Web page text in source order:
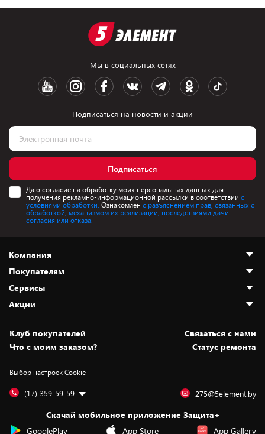
Мы в социальных сетях
Подписаться на новости и акции
Подписаться
Даю согласие на обработку моих персональных данных для
получения рекламно-информационной рассылки в соответствии с
условиями обработки. Ознакомлен с разъяснением прав, связанных с
обработкой, механизмом их реализации, последствиями дачи
согласия или отказа.
Компания
О нас
Адреса магазинов
Новости
Статьи и обзоры
Вакансии
Дай пять добру!
Покупателям
Как сделать заказ
Оплата и доставка
Юрлицам
Обмен и возврат товара
Обработка персональных данных
Подарочные карты
Сервисы
Установка техники
Для игровых консолей
Для мобильных устройств
Для компьютеров
Сервисные центры
Акции
Скидки и промокоды
Белорусские товары
Бонусы
Оплата частями
Новинки
Клуб покупателей
Cвязаться с нами
Что с моим заказом?
Статус ремонта
Выбор настроек Cookie
(17) 359-59-59 275@5element.by
Скачай мобильное приложение Защита+
GooglePlay
App Store App Gallery